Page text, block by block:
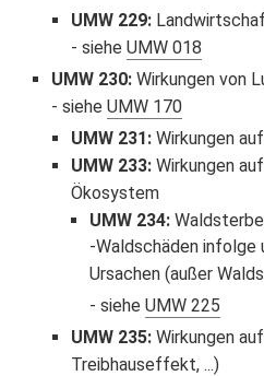
UMW 229:
siehe UMW 018
UMW 230: Wirkungen von
sieheUMW 170
UMW 231:Wirkungen
UMW 233:Wirkungen
Ökosystem
UMW 234:
Waldschäden infolge
Ursachen (außer
sieheUMW 225
UMW 235:Wirkungen
Treibhauseffekt, ...)